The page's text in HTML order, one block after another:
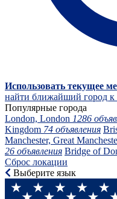
Использовать текущее
найти ближайший город
Популярные города
London, London 1286
Kingdom 74 объявления
Manchester, Great
26 объявления Bridge of
Сброс локации
Выберите язык